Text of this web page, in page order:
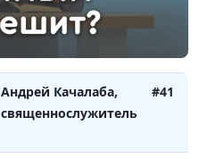
Андрей Качалаба,
священнослужитель
#42
Андрей Качалаба,
священнослужитель
#41